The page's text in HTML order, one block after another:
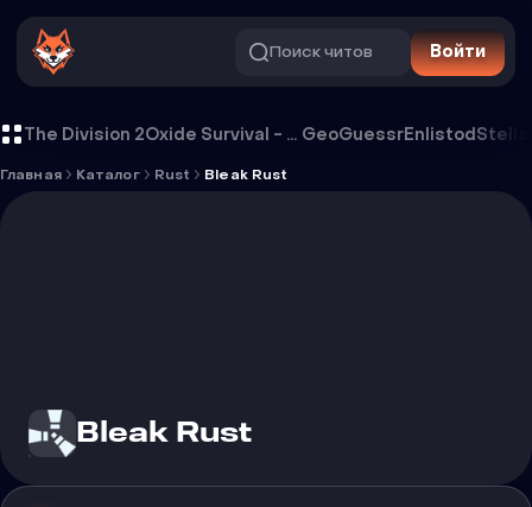
Поиск читов Войти
The Division 2 Oxide Survival - Rust Mobile GeoGuessrEnlistodStella
Главная Каталог Rust Bleak Rust
Bleak Rust